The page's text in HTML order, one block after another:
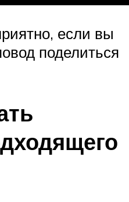
если вы
поделиться